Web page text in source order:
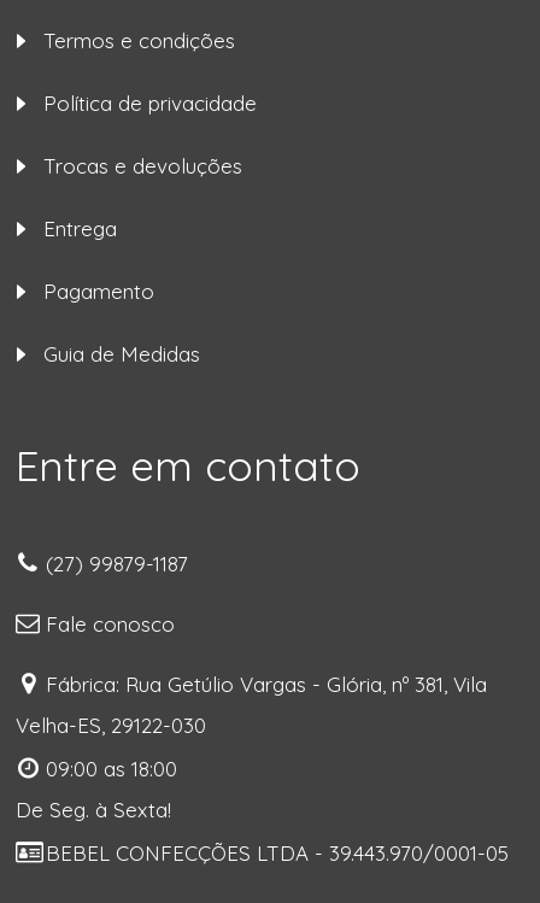
Termos e condições
Política de privacidade
Trocas e devoluções
Entrega
Pagamento
Guia de Medidas
Entre em contato
(27) 99879-1187
Fale conosco
Fábrica: Rua Getúlio Vargas - Glória, nº 381, Vila
Velha-ES, 29122-030
09:00 as 18:00
De Seg. à Sexta!
BEBEL CONFECÇÕES LTDA - 39.443.970/0001-05